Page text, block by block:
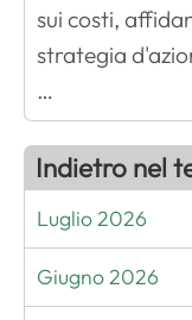
sui costi,
strategia
…
Indietro nel
Luglio 2026
Giugno 2026